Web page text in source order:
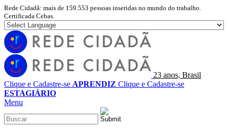
Rede Cidadã: mais de 159.553 pessoas inseridas no mundo do trabalho.
Certificada Cebas.
23 anos, Brasil
Clique e Cadastre-se APRENDIZ Clique e Cadastre-se
ESTAGIÁRIO
Menu